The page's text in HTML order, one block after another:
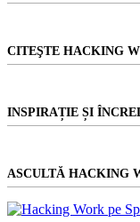
CITEŞTE HACKING
INSPIRAȚIE ȘI
ASCULTĂ HACKING